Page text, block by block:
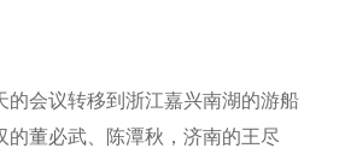
会议转移到浙江嘉兴南湖的游船
的董必武、陈潭秋，济南的王尽